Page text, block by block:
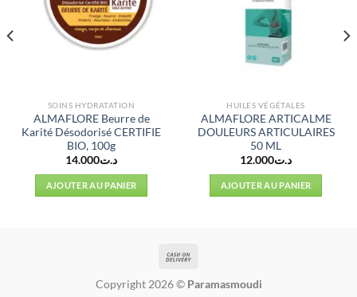
SOINS HYDRATATION
ALMAFLORE Beurre de
Karité Désodorisé CERTIFIE
BIO, 100g
د.ت14.000
AJOUTER AU PANIER
HUILES VÉGÉTALES
ALMAFLORE ARTICALME
DOULEURS ARTICULAIRES
50 ML
د.ت12.000
AJOUTER AU PANIER
Copyright 2026 © Paramasmoudi